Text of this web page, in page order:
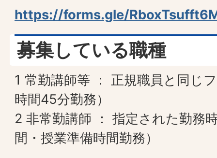
https://forms.gle/
募集している職種
1 常勤講師等 ： 正規職員と同じ
時間45分勤務）
2 非常勤講師 ： 指定された勤務
間・授業準備時間勤務）